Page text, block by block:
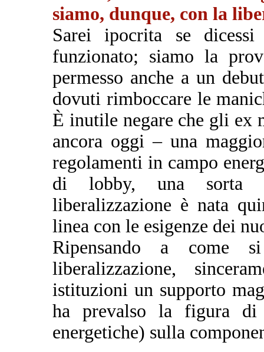
siamo, dunque, con la
Sarei ipocrita se
funzionato; siamo la
permesso anche a un
dovuti rimboccare le
È inutile negare che gli ex
ancora oggi – una
regolamenti in campo
di lobby, una sorta
liberalizzazione è nata
linea con le esigenze dei
Ripensando a come
liberalizzazione,
istituzioni un supporto
ha prevalso la figura di
energetiche) sulla